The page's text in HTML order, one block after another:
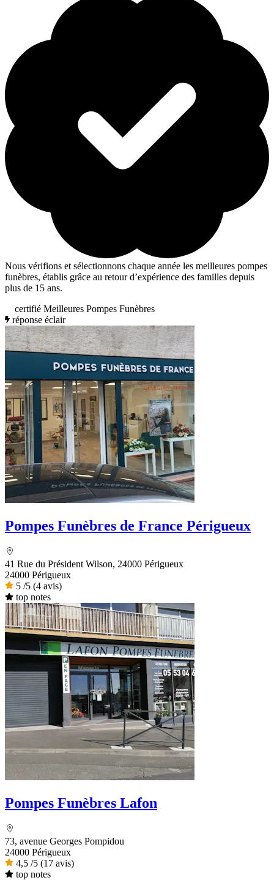
Nous vérifions et sélectionnons chaque année les meilleures pompes
funèbres, établis grâce au retour d’expérience des familles depuis
plus de 15 ans.
certifié Meilleures Pompes Funèbres
réponse éclair
Pompes Funèbres de France Périgueux
41 Rue du Président Wilson, 24000 Périgueux
24000 Périgueux
5 /5 (4 avis)
top notes
Pompes Funèbres Lafon
73, avenue Georges Pompidou
24000 Périgueux
4,5 /5 (17 avis)
top notes